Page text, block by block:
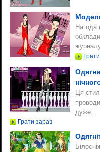
Нагода
Ця
дуже...
Грати зараз